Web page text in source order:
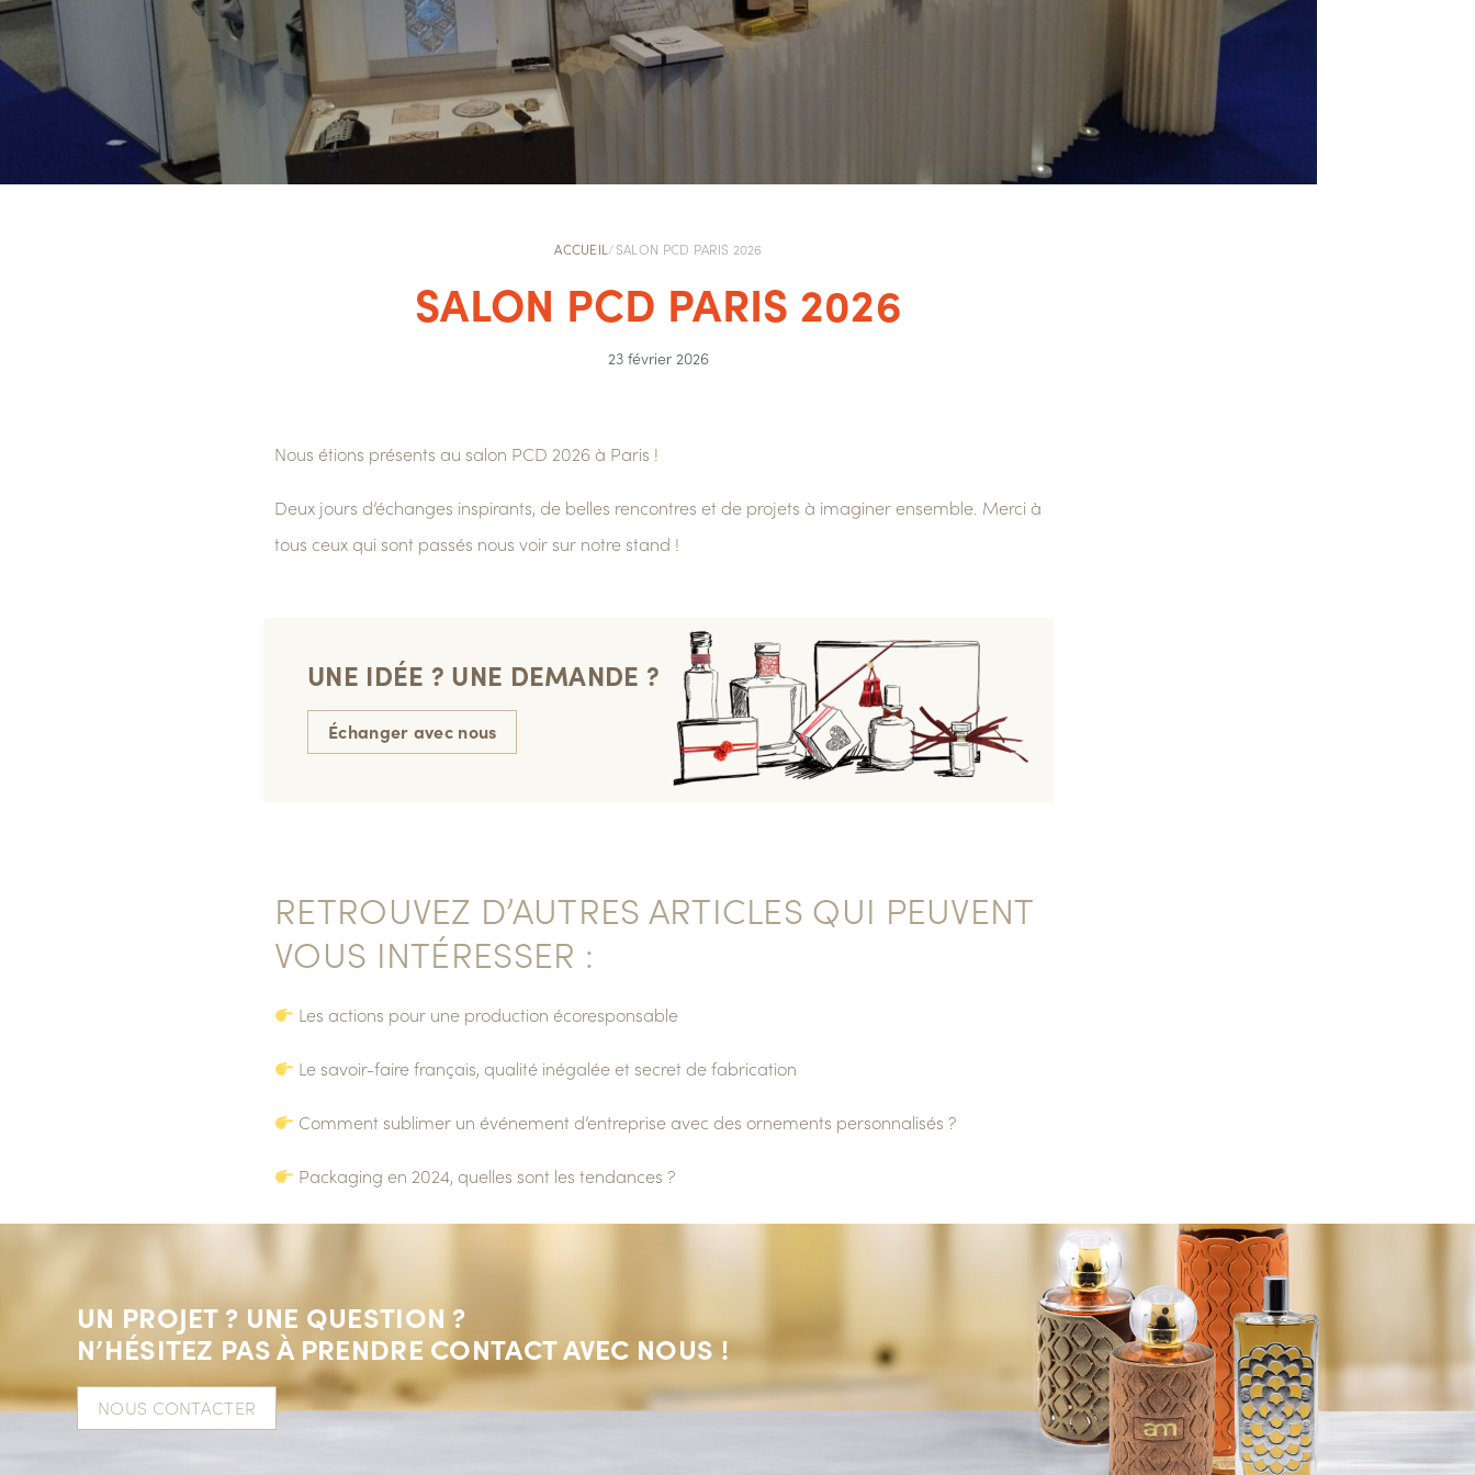
ACCUEIL /SALON PCD PARIS 2026
SALON PCD PARIS 2026
23 février 2026
Nous étions présents au salon PCD 2026 à Paris !
Deux jours d’échanges inspirants, de belles rencontres et de projets à imaginer ensemble. Merci à
tous ceux qui sont passés nous voir sur notre stand !
UNE IDÉE ? UNE DEMANDE ?
Échanger avec nous
RETROUVEZ D’AUTRES ARTICLES QUI PEUVENT
VOUS INTÉRESSER :
Les actions pour une production écoresponsable
​ Le savoir-faire français, qualité inégalée et secret de fabrication
Comment sublimer un événement d’entreprise avec des ornements personnalisés ?
Packaging en 2024, quelles sont les tendances ?
UN PROJET ? UNE QUESTION ?
N’HÉSITEZ PAS À PRENDRE CONTACT AVEC NOUS !
NOUS CONTACTER